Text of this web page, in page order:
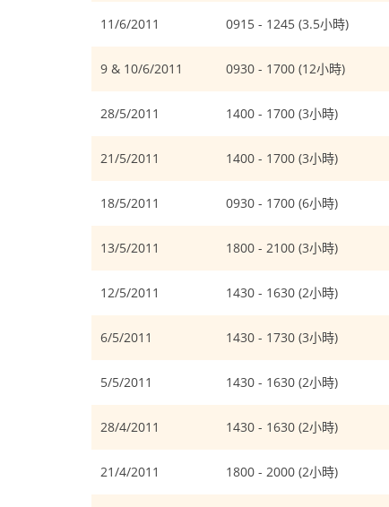
11/6/2011 0915 - 1245 (3.5小時)
9 & 10/6/2011 0930 - 1700 (12小時)
28/5/2011 1400 - 1700 (3小時)
21/5/2011 1400 - 1700 (3小時)
18/5/2011 0930 - 1700 (6小時)
13/5/2011 1800 - 2100 (3小時)
12/5/2011 1430 - 1630 (2小時)
6/5/2011 1430 - 1730 (3小時)
5/5/2011 1430 - 1630 (2小時)
28/4/2011 1430 - 1630 (2小時)
21/4/2011 1800 - 2000 (2小時)